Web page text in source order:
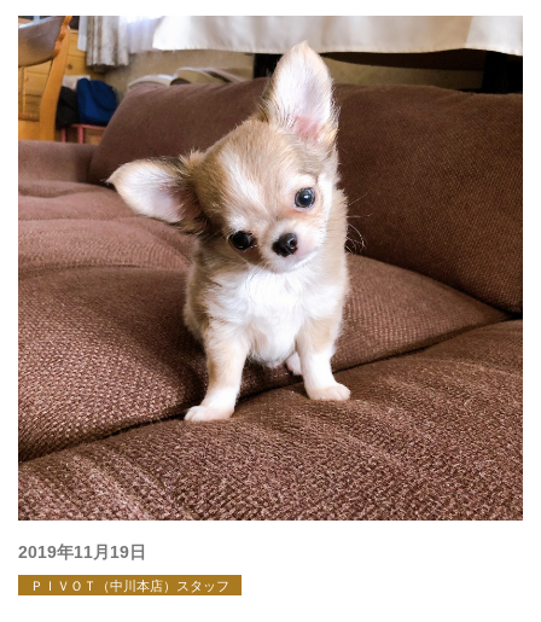
投
稿
2019年11月19日
ＰＩＶＯＴ（中川本店）スタッフ